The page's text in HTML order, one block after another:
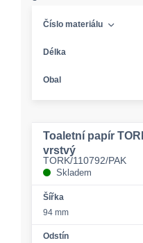
Číslo materiálu
Délka
Obal
Toaletní papír
vrstvý
TORK/110792/PAK
Skladem
Šířka
94 mm
Odstín